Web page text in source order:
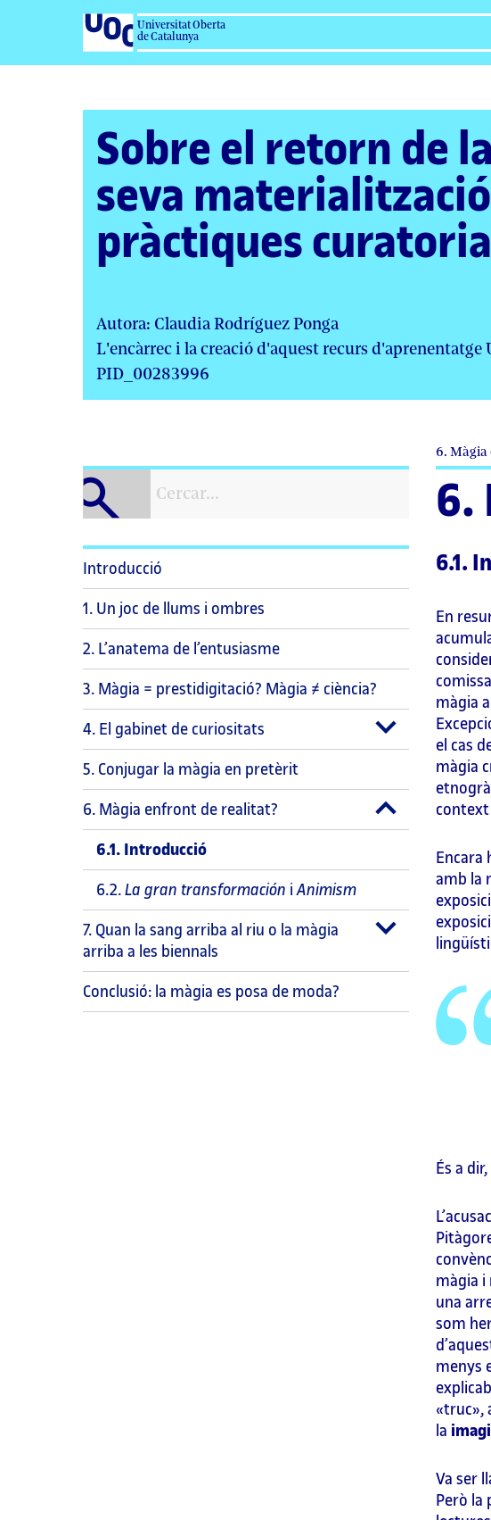
Universitat Oberta
de Catalunya
Sobre el retorn de
seva
pràctiques
Autora: Claudia Rodríguez Ponga
L'encàrrec i la creació d'aquest recurs
PID_00283996
6.
Introducció
1. Un joc de llums i ombres
2. L’anatema de l’entusiasme
3. Màgia = prestidigitació? Màgia ≠ ciència?
4. El gabinet de curiositats
5. Conjugar la màgia en pretèrit
6. Màgia enfront de realitat?
6.1. Introducció
6.2. La gran transformación iAnimism
7. Quan la sang arriba al riu o la màgia
arriba a les biennals
Conclusió: la màgia es posa de moda?
6.
6.1.
En
màgia
el cas
màgia
context
amb la
És a
màgia i
una
som
menys
«truc»,
la
Va ser
Però la